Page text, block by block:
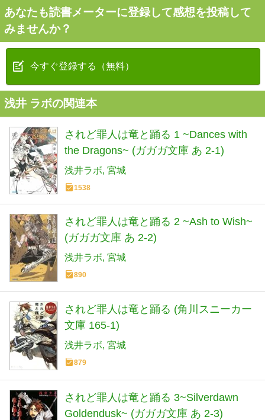
あなたも読書メーターに登録して感想を投稿して
みませんか？
今すぐ登録する（無料）
浅井 ラボの関連本
されど罪人は竜と踊る 1 ~Dances with
the Dragons~ (ガガガ文庫 あ 2-1)
浅井ラボ 宮城
1538
されど罪人は竜と踊る 2 ~Ash to Wish~
(ガガガ文庫 あ 2-2)
浅井ラボ 宮城
890
されど罪人は竜と踊る (角川スニーカー
文庫 165-1)
浅井ラボ 宮城
879
されど罪人は竜と踊る 3~Silverdawn
Goldendusk~ (ガガガ文庫 あ 2-3)